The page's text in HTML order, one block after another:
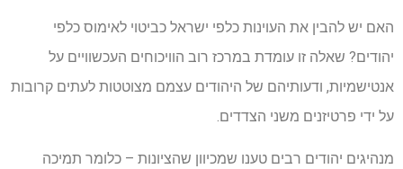
האם יש להבין את העוינות כלפי ישראל כביטוי לאימוס כלפי
יהודים? שאלה זו עומדת במרכז רוב הוויכוחים העכשוויים על
אנטישמיות, ודעותיהם של היהודים עצמם מצוטטות לעתים קרובות
על ידי פרטיזנים משני הצדדים.
מנהיגים יהודים רבים טענו שמכיוון שהציונות – כלומר תמיכה